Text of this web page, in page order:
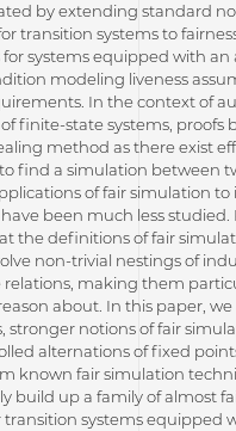
by extending standard
transition systems to
systems equipped with an
modeling liveness
In the context of
finite-state systems, proofs
method as there exist
find a simulation between
of fair simulation to
been much less studied.
the definitions of fair
non-trivial nestings of
relations, making them
about. In this paper,
stronger notions of fair
alternations of fixed
known fair simulation
build up a family of almost
transition systems equipped